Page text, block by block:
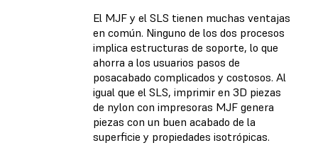
El MJF y el SLS tienen muchas ventajas
en común. Ninguno de los dos procesos
implica estructuras de soporte, lo que
ahorra a los usuarios pasos de
posacabado complicados y costosos. Al
igual que el SLS, imprimir en 3D piezas
de nylon con impresoras MJF genera
piezas con un buen acabado de la
superficie y propiedades isotrópicas.